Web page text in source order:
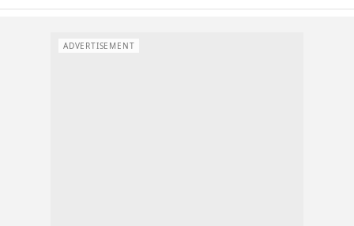
ADVERTISEMENT